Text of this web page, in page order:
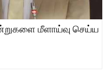
மீளாய்வு செய்ய